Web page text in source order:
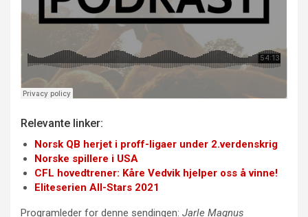
Relevante linker:
Norsk QB herjet i proff-ligaer under 2.verdenskrig
Norske spillere i USA
CFL hovedtrener: Kåre Vedvik hjelper oss å vinne!
Eliteserien All-Stars 2021
Programleder for denne sendingen: Jarle Magnus